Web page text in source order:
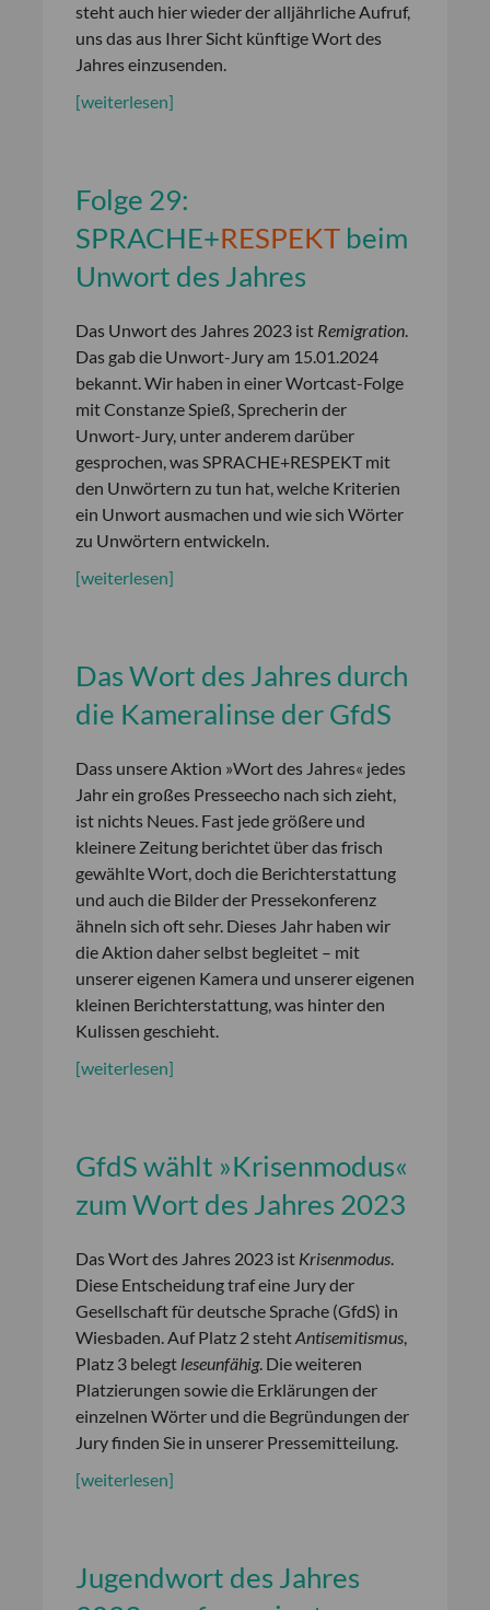
steht auch hier wieder der alljährliche Aufruf,
uns das aus Ihrer Sicht künftige Wort des
Jahres einzusenden.
[weiterlesen]
Folge 29:
SPRACHE+RESPEKT beim
Unwort des Jahres
Das Unwort des Jahres 2023 ist Remigration.
Das gab die Unwort-Jury am 15.01.2024
bekannt. Wir haben in einer Wortcast-Folge
mit Constanze Spieß, Sprecherin der
Unwort-Jury, unter anderem darüber
gesprochen, was SPRACHE+RESPEKT mit
den Unwörtern zu tun hat, welche Kriterien
ein Unwort ausmachen und wie sich Wörter
zu Unwörtern entwickeln.
[weiterlesen]
Das Wort des Jahres durch
die Kameralinse der GfdS
Dass unsere Aktion »Wort des Jahres« jedes
Jahr ein großes Presseecho nach sich zieht,
ist nichts Neues. Fast jede größere und
kleinere Zeitung berichtet über das frisch
gewählte Wort, doch die Berichterstattung
und auch die Bilder der Pressekonferenz
ähneln sich oft sehr. Dieses Jahr haben wir
die Aktion daher selbst begleitet – mit
unserer eigenen Kamera und unserer eigenen
kleinen Berichterstattung, was hinter den
Kulissen geschieht.
[weiterlesen]
GfdS wählt »Krisenmodus«
zum Wort des Jahres 2023
Das Wort des Jahres 2023 ist Krisenmodus.
Diese Entscheidung traf eine Jury der
Gesellschaft für deutsche Sprache (GfdS) in
Wiesbaden. Auf Platz 2 stehtAntisemitismus,
Platz 3 belegt leseunfähig. Die weiteren
Platzierungen sowie die Erklärungen der
einzelnen Wörter und die Begründungen der
Jury finden Sie in unserer Pressemitteilung.
[weiterlesen]
Jugendwort des Jahres